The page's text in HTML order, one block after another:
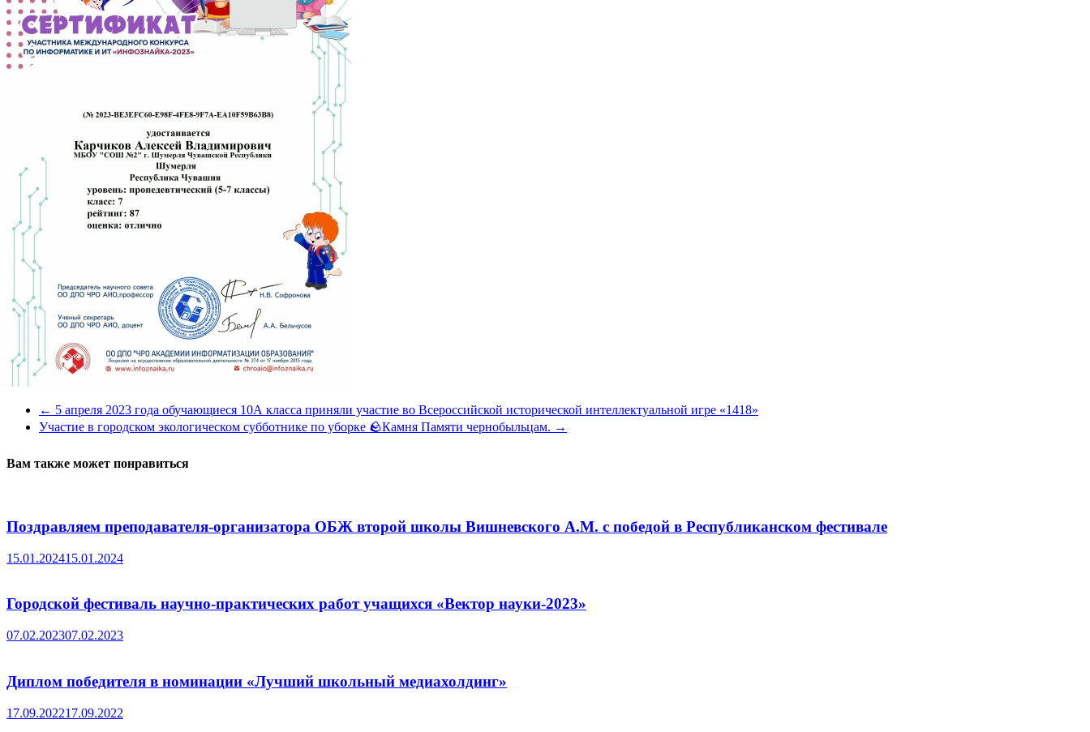
← 5 апреля 2023 года обучающиеся 10А класса приняли участие во Всероссийской исторической интеллектуальной игре «1418»
Участие в городском экологическом субботнике по уборке 🪨Камня Памяти чернобыльцам. →
Вам также может понравиться
Поздравляем преподавателя-организатора ОБЖ второй школы Вишневского А.М. с победой в Республиканском фестивале
15.01.202415.01.2024
Городской фестиваль научно-практических работ учащихся «Вектор науки-2023»
07.02.202307.02.2023
Диплом победителя в номинации «Лучший школьный медиахолдинг»
17.09.202217.09.2022